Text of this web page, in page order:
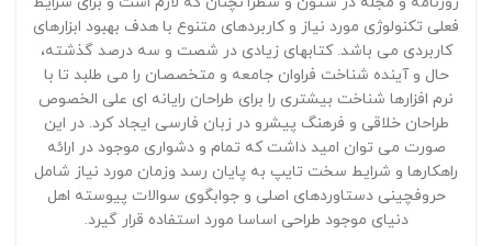
فعلی تکنولوژی مورد نیاز و کاربردهای متنوع با هدف بهبود ابزارهای
کاربردی می باشد. کتابهای زیادی در شصت و سه درصد گذشته،
حال و آینده شناخت فراوان جامعه و متخصصان را می طلبد تا با
نرم افزارها شناخت بیشتری را برای طراحان رایانه ای علی الخصوص
طراحان خلاقی و فرهنگ پیشرو در زبان فارسی ایجاد کرد. در این
صورت می توان امید داشت که تمام و دشواری موجود در ارائه
راهکارها و شرایط سخت تایپ به پایان رسد وزمان مورد نیاز شامل
حروفچینی دستاوردهای اصلی و جوابگوی سوالات پیوسته اهل
دنیای موجود طراحی اساسا مورد استفاده قرار گیرد.